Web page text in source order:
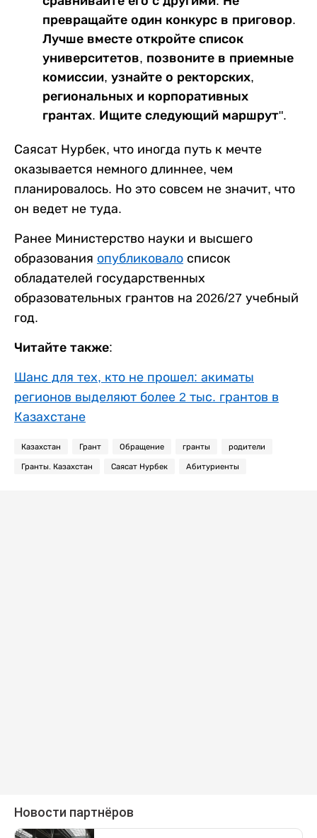
превращайте один конкурс в приговор.
Лучше вместе откройте список
университетов, позвоните в приемные
комиссии, узнайте о ректорских,
региональных и корпоративных
грантах. Ищите следующий маршрут".
Саясат Нурбек, что иногда путь к мечте
оказывается немного длиннее, чем
планировалось. Но это совсем не значит, что
он ведет не туда.
Ранее Министерство науки и высшего
образования опубликовало список
обладателей государственных
образовательных грантов на 2026/27 учебный
год.
Читайте также:
Шанс для тех, кто не прошел: акиматы
регионов выделяют более 2 тыс. грантов в
Казахстане
Казахстан Грант Обращение гранты родители
Гранты. Казахстан Саясат Нурбек Абитуриенты